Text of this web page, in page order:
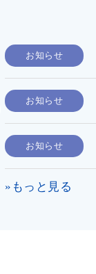
お知らせ
お知らせ
お知らせ
»もっと見る